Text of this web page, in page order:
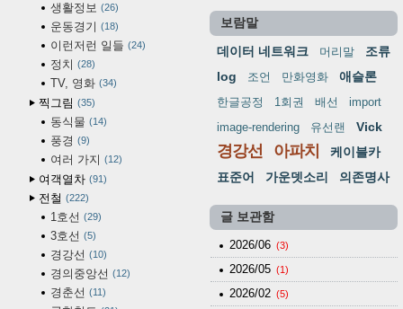
생활정보 26
운동경기 18
이런저런 일들 24
정치 28
TV, 영화 34
찍그림 35
동식물 14
풍경 9
여러 가지 12
여객열차 91
전철 222
1호선 29
3호선 5
경강선 10
경의중앙선 12
경춘선 11
보람말
데이터 네트워크 머리말
조류
log
조언 만화영화 애슬론
한글공정 1회권 배선
import
image-rendering
유선랜 Vick
경강선 아파치
케이블카
표준어
가운뎃소리 의존명사
글 보관함
2026/06 (3)
2026/05 (1)
2026/02 (5)